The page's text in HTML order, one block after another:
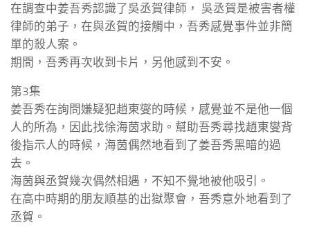
在調查中姜吾秀認識了吳丞賀律師， 吳丞賀是被害者權
律師的弟子，在與丞賀的接觸中，吾秀感覺事件並非簡
單的殺人案。
期間，吾秀再次收到卡片，另他感到不安。
第3集
姜吾秀在詢問嫌疑犯趙東燮的時候，感覺並不是他一個
人的所為，因此找徐海茵求助。幫助吾秀尋找趙東燮背
後指示人的時候，海茵偶然地看到了姜吾秀黑暗的過
去。
海茵與丞賀幾次偶然相遇，不知不覺地被他吸引。
在高中時期的朋友順基的出獄聚會，吾秀意外地看到了
丞賀。